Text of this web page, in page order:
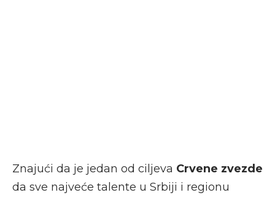
Znajući da je jedan od ciljeva Crvene zvezde
da sve najveće talente u Srbiji i regionu